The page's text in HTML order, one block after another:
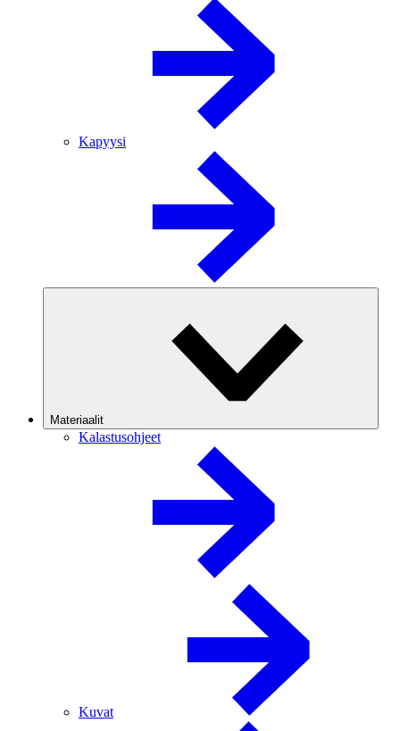
Kapyysi
Materiaalit
Kalastusohjeet
Kuvat